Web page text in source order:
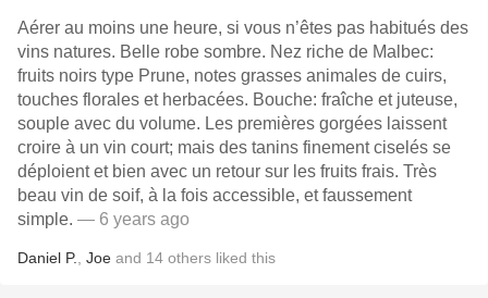
Aérer au moins une heure, si vous n’êtes pas habitués des
vins natures. Belle robe sombre. Nez riche de Malbec:
fruits noirs type Prune, notes grasses animales de cuirs,
touches florales et herbacées. Bouche: fraîche et juteuse,
souple avec du volume. Les premières gorgées laissent
croire à un vin court; mais des tanins finement ciselés se
déploient et bien avec un retour sur les fruits frais. Très
beau vin de soif, à la fois accessible, et faussement
simple. — 6 years ago
Daniel P. Joe and 14 others liked this